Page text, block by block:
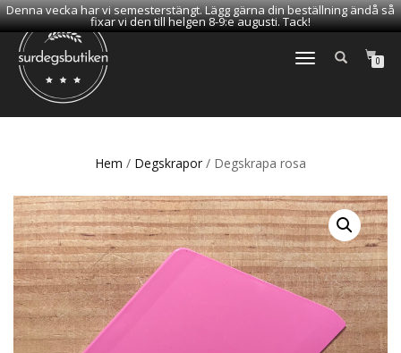
Denna vecka har vi semesterstängt. Lägg gärna din beställning ändå så
fixar vi den till helgen 8-9:e augusti. Tack!
SLÅ
0
Hem / Degskrapor / Degskrapa rosa